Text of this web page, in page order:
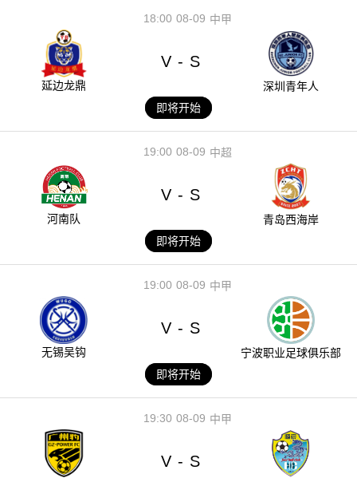
08-09
18:00 中甲
延边龙鼎
V - S
深圳青年人
即将开始
08-09
19:00 中超
河南队
V - S
青岛西海岸
即将开始
08-09
19:00 中甲
无锡吴钩
V - S
宁波职业足球俱乐部
即将开始
08-09
19:30 中甲
V - S